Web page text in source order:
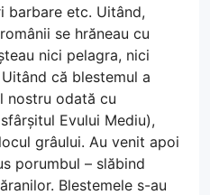
barbare etc. Uitând,
se hrăneau cu
nici pelagra, nici
că blestemul a
nostru odată cu
Evului Mediu),
grâului. Au venit apoi
porumbul – slăbind
Blestemele s-au